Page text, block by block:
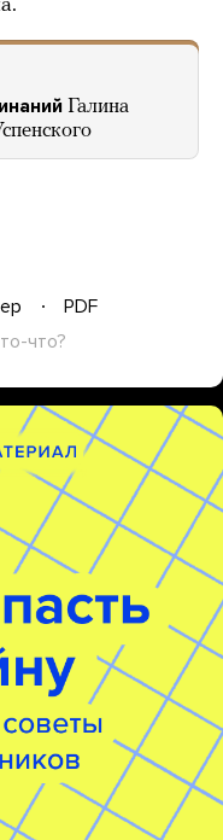
Галина
PDF
что?